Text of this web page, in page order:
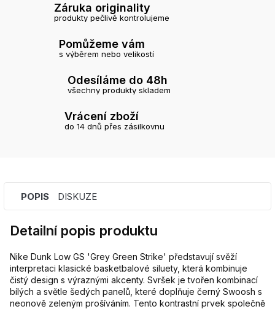
Záruka originality
produkty pečlivě kontrolujeme
Pomůžeme vám
s výběrem nebo velikostí
Odesíláme do 48h
všechny produkty skladem
Vrácení zboží
do 14 dnů přes zásilkovnu
POPIS DISKUZE
Detailní popis produktu
Nike Dunk Low GS 'Grey Green Strike' představují svěží
interpretaci klasické basketbalové siluety, která kombinuje
čistý design s výraznými akcenty. Svršek je tvořen kombinací
bílých a světle šedých panelů, které doplňuje černý Swoosh s
neonově zeleným prošíváním. Tento kontrastní prvek společně